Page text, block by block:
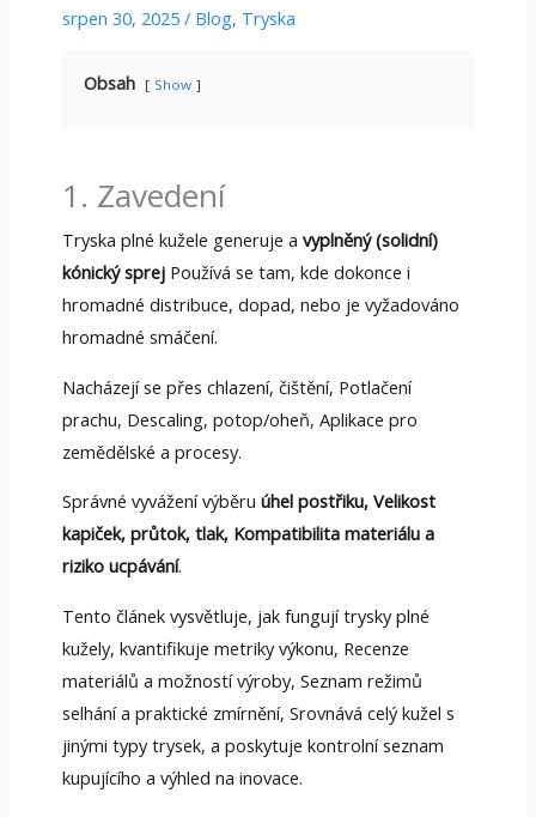
srpen 30, 2025 / Blog, Tryska
Obsah Show
1. Zavedení
Tryska plné kužele generuje a vyplněný (solidní)
kónický sprejPoužívá se tam, kde dokonce i
hromadné distribuce, dopad, nebo je vyžadováno
hromadné smáčení.
Nacházejí se přes chlazení, čištění, Potlačení
prachu, Descaling, potop/oheň, Aplikace pro
zemědělské a procesy.
Správné vyvážení výběru úhel postřiku, Velikost
kapiček, průtok, tlak, Kompatibilita materiálu a
riziko ucpávání.
Tento článek vysvětluje, jak fungují trysky plné
kužely, kvantifikuje metriky výkonu, Recenze
materiálů a možností výroby, Seznam režimů
selhání a praktické zmírnění, Srovnává celý kužel s
jinými typy trysek, a poskytuje kontrolní seznam
kupujícího a výhled na inovace.